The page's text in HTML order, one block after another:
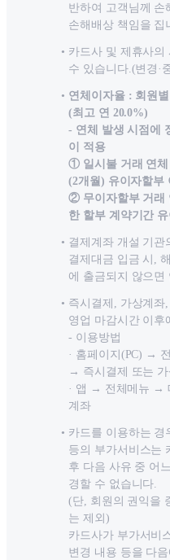
반하여 고객님께 손
손해배상 책임을 집
카드사 및 제휴사의
수 있습니다.(변경·
연체이자율 : 회원
(최고 연 20.0%)
- 연체 발생 시점에
이 적용
① 일시불 거래 연체
(2개월) 유이자할부
② 무이자할부 거래
한 할부 계약기간
결제계좌 개설 기관
결제대금 입금 시,
에 출금되지 않으면
즉시결제, 가상계좌
영업 마감시간 이후
- 이용방법
· 홈페이지(PC) →
→ 즉시결제 또는
· 앱 → 전체메뉴 →
계좌
카드를 이용하는 경
등의 부가서비스는
후 다음 사유 중 어
경할 수 없습니다.
(단, 회원의 권익을
는 제외)
카드사가 부가서비
변경 내용 등을 다